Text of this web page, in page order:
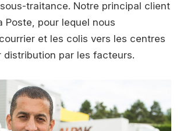
traitance. Notre principal client
Poste, pour lequel nous
et les colis vers les centres
distribution par les facteurs.